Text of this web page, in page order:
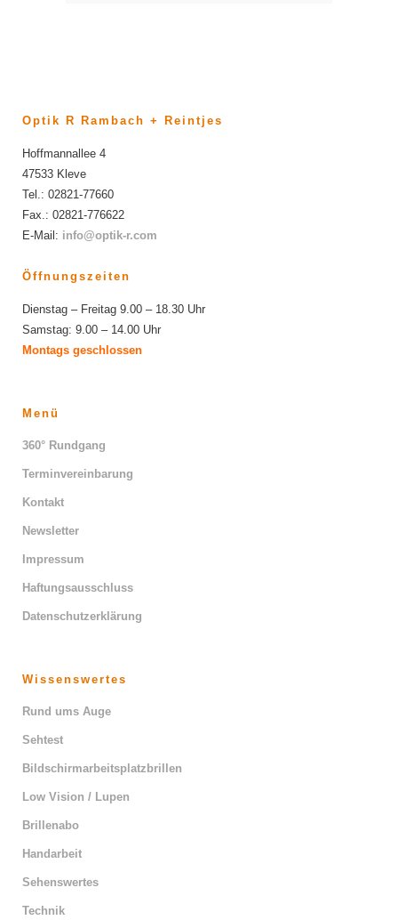
Optik R Rambach + Reintjes
Hoffmannallee 4
47533 Kleve
Tel.: 02821-77660
Fax.: 02821-776622
E-Mail: info@optik-r.com
Öffnungszeiten
Dienstag – Freitag 9.00 – 18.30 Uhr
Samstag: 9.00 – 14.00 Uhr
Montags geschlossen
Menü
360° Rundgang
Terminvereinbarung
Kontakt
Newsletter
Impressum
Haftungsausschluss
Datenschutzerklärung
Wissenswertes
Rund ums Auge
Sehtest
Bildschirmarbeitsplatzbrillen
Low Vision / Lupen
Brillenabo
Handarbeit
Sehenswertes
Technik